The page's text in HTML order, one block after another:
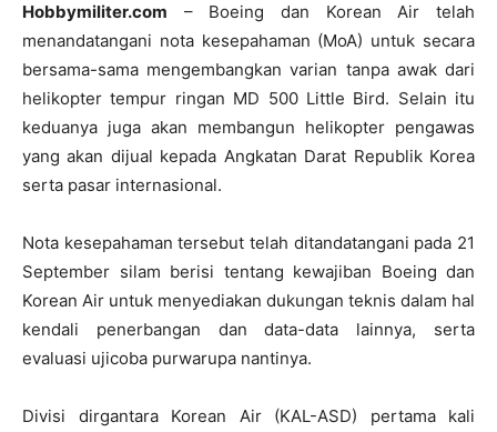
Hobbymiliter.com – Boeing dan Korean Air telah
menandatangani nota kesepahaman (MoA) untuk secara
bersama-sama mengembangkan varian tanpa awak dari
helikopter tempur ringan MD 500 Little Bird. Selain itu
keduanya juga akan membangun helikopter pengawas
yang akan dijual kepada Angkatan Darat Republik Korea
serta pasar internasional.
Nota kesepahaman tersebut telah ditandatangani pada 21
September silam berisi tentang kewajiban Boeing dan
Korean Air untuk menyediakan dukungan teknis dalam hal
kendali penerbangan dan data-data lainnya, serta
evaluasi ujicoba purwarupa nantinya.
Divisi dirgantara Korean Air (KAL-ASD) pertama kali